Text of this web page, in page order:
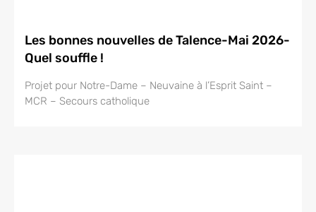
Les bonnes nouvelles de Talence-Mai 2026-
Quel souffle !
Projet pour Notre-Dame – Neuvaine à l’Esprit Saint –
MCR – Secours catholique